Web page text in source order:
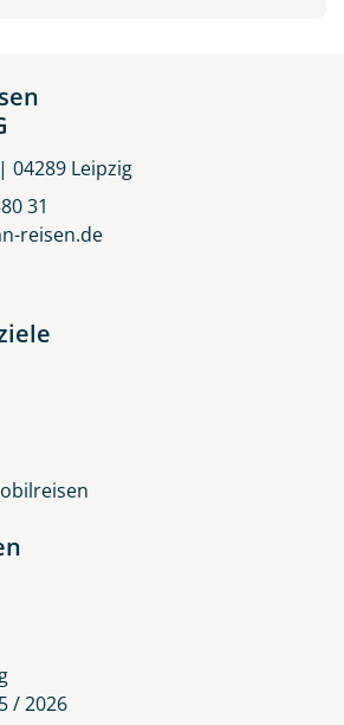
04289 Leipzig
31
reisen.de
/ 2026